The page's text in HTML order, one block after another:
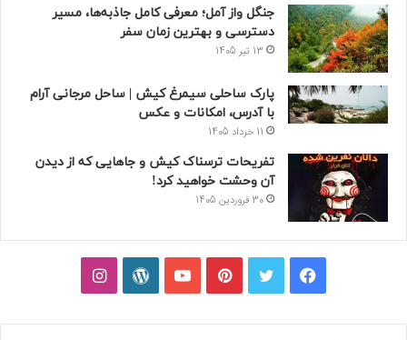
جنگل واز آمل؛ معرفی کامل جاذبه‌ها، مسیر
دسترسی و بهترین زمان سفر
13 تیر 1405
پارک ساحلی سیمرغ کیش | ساحل مرجانی آرام
با آدرس، امکانات و عکس
11 خرداد 1405
تفریحات ترسناک کیش و جاهایی که از دیدن
آن وحشت خواهید کرد!
30 فروردین 1405
فیسبوکتوییترپینتریستیوتیوبوردپرساینستاگرام